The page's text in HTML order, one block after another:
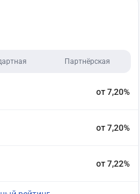
Партнёрская
от 7,20%
от 7,20%
от 7,22%